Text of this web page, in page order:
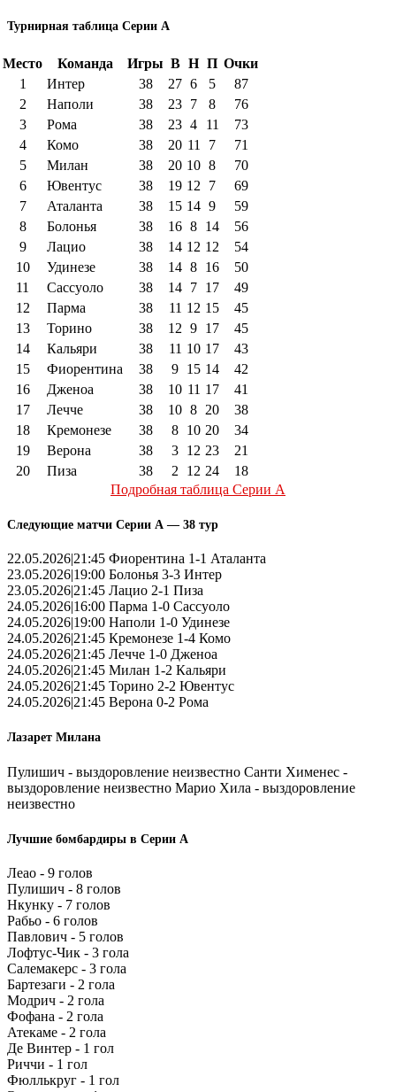
Турнирная таблица Серии А
Место Команда Игры В Н П Очки
1
Интер 38 27 6 5
87
2
Наполи 38 23 7 8
76
3
Рома 38 23 4 11
73
4
Комо 38 20 11 7
71
5
Милан 38 20 10 8
70
6
Ювентус 38 19 12 7
69
7
Аталанта 38 15 14 9
59
8
Болонья 38 16 8 14
56
9
Лацио 38 14 12 12
54
10
Удинезе 38 14 8 16
50
11
Сассуоло 38 14 7 17
49
12
Парма 38 11 12 15
45
13
Торино 38 12 9 17
45
14
Кальяри 38 11 10 17
43
15
Фиорентина 38 9 15 14
42
16
Дженоа 38 10 11 17
41
17
Лечче 38 10 8 20
38
18
Кремонезе 38 8 10 20
34
19
Верона 38 3 12 23
21
20
Пиза 38 2 12 24
18
Подробная таблица Серии А
Следующие матчи Серии А — 38 тур
22.05.2026|21:45 Фиорентина 1-1 Аталанта
23.05.2026|19:00 Болонья 3-3 Интер
23.05.2026|21:45 Лацио 2-1 Пиза
24.05.2026|16:00 Парма 1-0 Сассуоло
24.05.2026|19:00 Наполи 1-0 Удинезе
24.05.2026|21:45 Кремонезе 1-4 Комо
24.05.2026|21:45 Лечче 1-0 Дженоа
24.05.2026|21:45 Милан 1-2 Кальяри
24.05.2026|21:45 Торино 2-2 Ювентус
24.05.2026|21:45 Верона 0-2 Рома
Лазарет Милана
Пулишич - выздоровление неизвестно Санти Хименес -
выздоровление неизвестно Марио Хила - выздоровление
неизвестно
Лучшие бомбардиры в Серии А
Леао - 9 голов
Пулишич - 8 голов
Нкунку - 7 голов
Рабьо - 6 голов
Павлович - 5 голов
Лофтус-Чик - 3 гола
Салемакерс - 3 гола
Бартезаги - 2 гола
Модрич - 2 гола
Фофана - 2 гола
Атекаме - 2 гола
Де Винтер - 1 гол
Риччи - 1 гол
Фюллькруг - 1 гол